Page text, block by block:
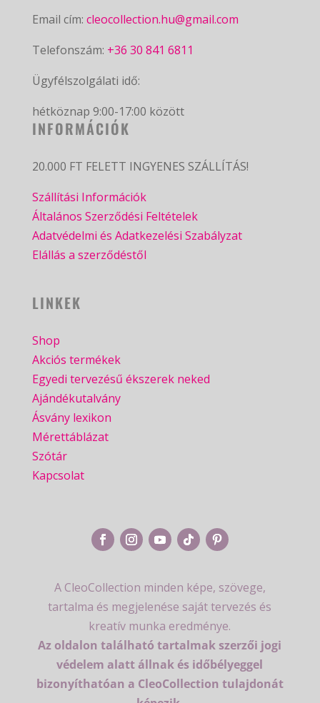
Email cím: cleocollection.hu@gmail.com
Telefonszám: +36 30 841 6811
Ügyfélszolgálati idő:
hétköznap 9:00-17:00 között
INFORMÁCIÓK
20.000 FT FELETT INGYENES SZÁLLÍTÁS!
Szállítási Információk
Általános Szerződési Feltételek
Adatvédelmi és Adatkezelési Szabályzat
Elállás a szerződéstől
LINKEK
Shop
Akciós termékek
Egyedi tervezésű ékszerek neked
Ajándékutalvány
Ásvány lexikon
Mérettáblázat
Szótár
Kapcsolat
A CleoCollection minden képe, szövege,
tartalma és megjelenése saját tervezés és
kreatív munka eredménye.
Az oldalon található tartalmak szerzői jogi
védelem alatt állnak és időbélyeggel
bizonyíthatóan a CleoCollection tulajdonát